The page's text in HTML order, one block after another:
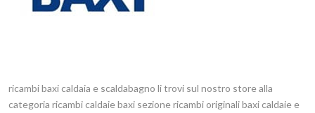
ricambi baxi caldaia e scaldabagno li trovi sul nostro store alla
categoria ricambi caldaie baxi sezione ricambi originali baxi caldaie e